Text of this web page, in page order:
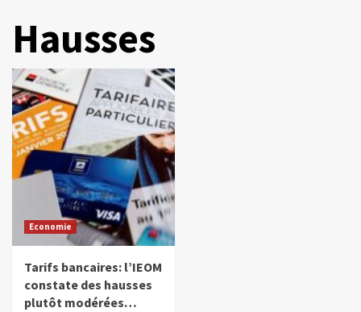
Hausses
Economie
Tarifs bancaires: l’IEOM
constate des hausses
plutôt modérées…